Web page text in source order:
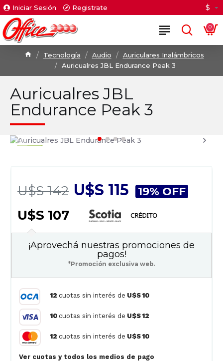
Iniciar Sesión Registrate $
0
Tecnología Audio
Auriculares Inalámbricos
Auricualres JBL Endurance Peak 3
Auricualres JBL
Endurance Peak 3
U$S 142 U$S 115 19% OFF
U$S 107
¡Aprovechá nuestras promociones de
pagos!
*Promoción exclusiva web.
12 cuotas sin interés de U$S 10
10 cuotas sin interés de U$S 12
12 cuotas sin interés de U$S 10
Ver cuotas y todos los medios de pago